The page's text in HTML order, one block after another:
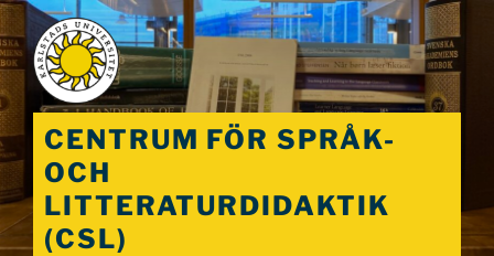
Hoppa
till
innehåll
CENTRUM FÖR SPRÅK-
OCH
LITTERATURDIDAKTIK
(CSL)